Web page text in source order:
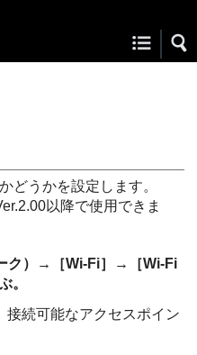
どうかを設定します。
以降で使用できま
ク ）→ ［Wi-Fi］ →
［Wi-Fi
。
接続可能なアクセスポイン